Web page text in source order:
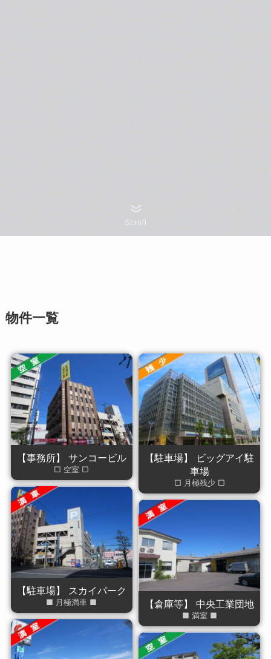
Scroll
物件一覧
【事務所】 サンコービル
□ 空室 □
【駐車場】 ビッグアイ駐
車場
□ 月極残少 □
【駐車場】 スカイパーク
■ 月極満車 ■ 【倉庫等】 中央工業団地
■ 満室 ■